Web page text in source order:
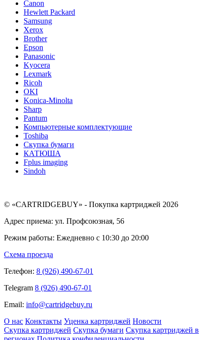
Canon
Hewlett Packard
Samsung
Xerox
Brother
Epson
Panasonic
Kyocera
Lexmark
Ricoh
OKI
Konica-Minolta
Sharp
Pantum
Компьютерные комплектующие
Toshiba
Скупка бумаги
КАТЮША
Fplus imaging
Sindoh
© «CARTRIDGEBUY» - Покупка картриджей 2026
Адрес приема: ул. Профсоюзная, 56
Режим работы: Ежедневно с 10:30 до 20:00
Схема проезда
Телефон: 8 (926) 490-67-01
Telegram 8 (926) 490-67-01
Email: info@cartridgebuy.ru
О нас Конктакты Уценка картриджей Новости
Скупка картриджей Скупка бумаги Скупка картриджей в